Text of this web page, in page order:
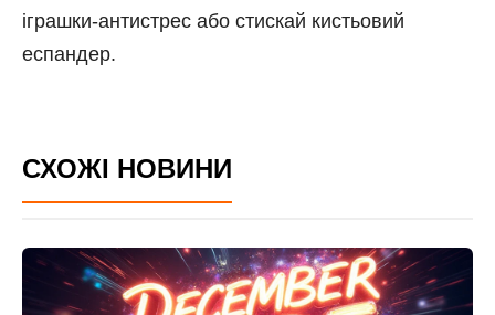
іграшки-антистрес або стискай кистьовий
еспандер.
СХОЖІ НОВИНИ